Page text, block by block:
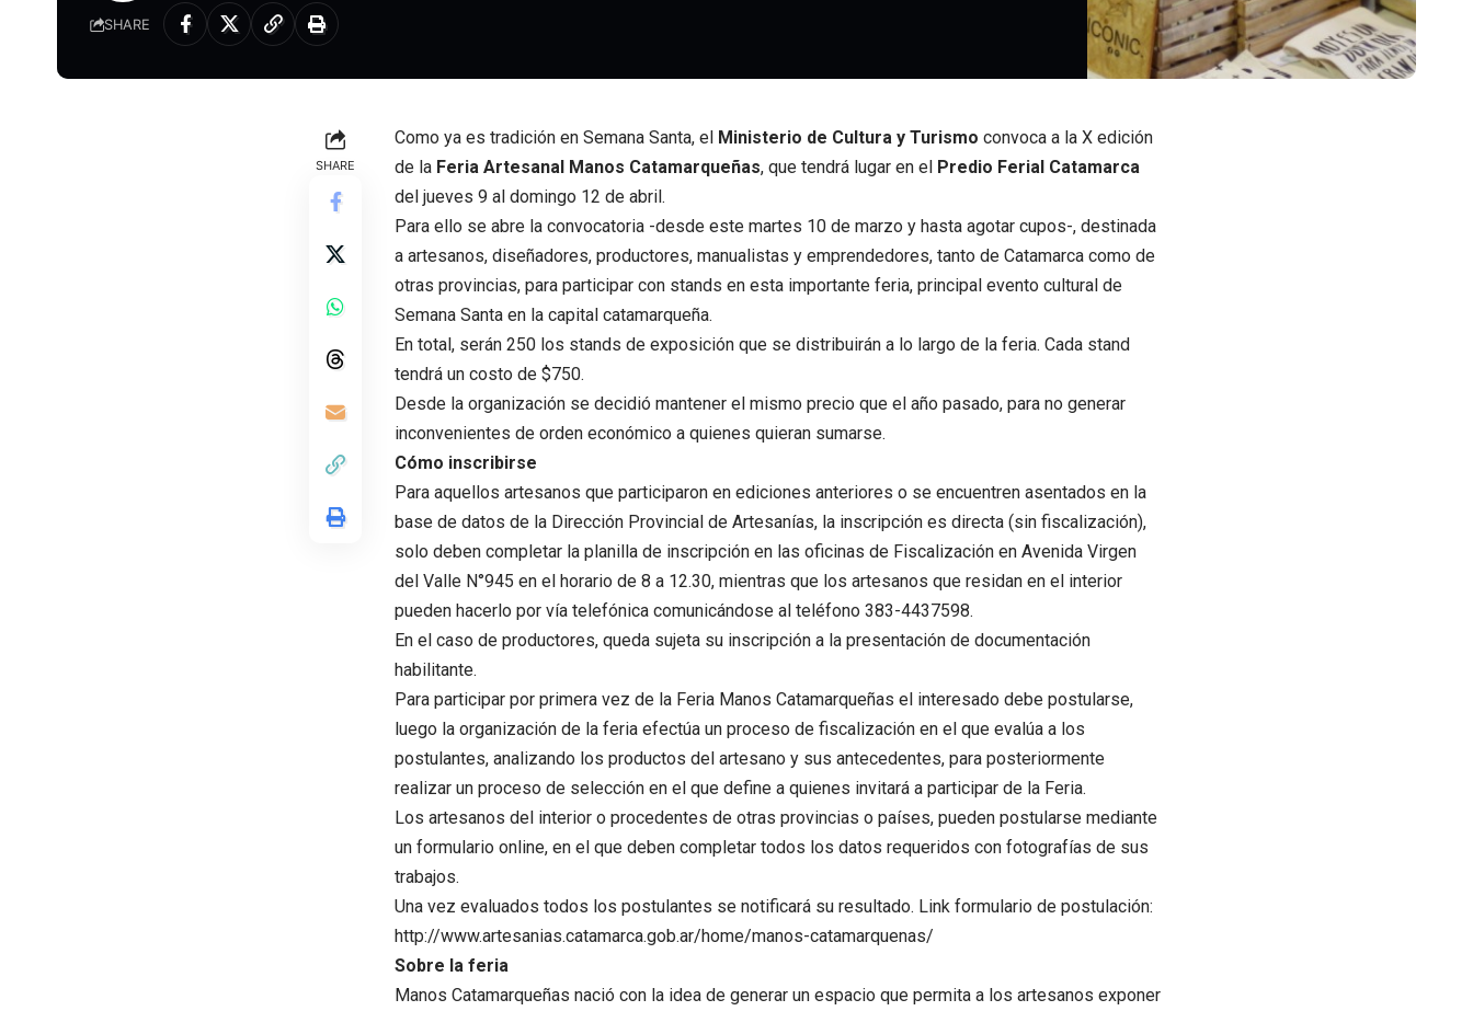
SHARE
SHARE
Como ya es tradición en Semana Santa, el Ministerio de Cultura y Turismo convoca a la X edición
de la Feria Artesanal Manos Catamarqueñas, que tendrá lugar en el Predio Ferial Catamarca
del jueves 9 al domingo 12 de abril.
Para ello se abre la convocatoria -desde este martes 10 de marzo y hasta agotar cupos-, destinada
a artesanos, diseñadores, productores, manualistas y emprendedores, tanto de Catamarca como de
otras provincias, para participar con stands en esta importante feria, principal evento cultural de
Semana Santa en la capital catamarqueña.
En total, serán 250 los stands de exposición que se distribuirán a lo largo de la feria. Cada stand
tendrá un costo de $750.
Desde la organización se decidió mantener el mismo precio que el año pasado, para no generar
inconvenientes de orden económico a quienes quieran sumarse.
Cómo inscribirse
Para aquellos artesanos que participaron en ediciones anteriores o se encuentren asentados en la
base de datos de la Dirección Provincial de Artesanías, la inscripción es directa (sin fiscalización),
solo deben completar la planilla de inscripción en las oficinas de Fiscalización en Avenida Virgen
del Valle N°945 en el horario de 8 a 12.30, mientras que los artesanos que residan en el interior
pueden hacerlo por vía telefónica comunicándose al teléfono 383-4437598.
En el caso de productores, queda sujeta su inscripción a la presentación de documentación
habilitante.
Para participar por primera vez de la Feria Manos Catamarqueñas el interesado debe postularse,
luego la organización de la feria efectúa un proceso de fiscalización en el que evalúa a los
postulantes, analizando los productos del artesano y sus antecedentes, para posteriormente
realizar un proceso de selección en el que define a quienes invitará a participar de la Feria.
Los artesanos del interior o procedentes de otras provincias o países, pueden postularse mediante
un formulario online, en el que deben completar todos los datos requeridos con fotografías de sus
trabajos.
Una vez evaluados todos los postulantes se notificará su resultado. Link formulario de postulación:
http://www.artesanias.catamarca.gob.ar/home/manos-catamarquenas/
Sobre la feria
Manos Catamarqueñas nació con la idea de generar un espacio que permita a los artesanos exponer